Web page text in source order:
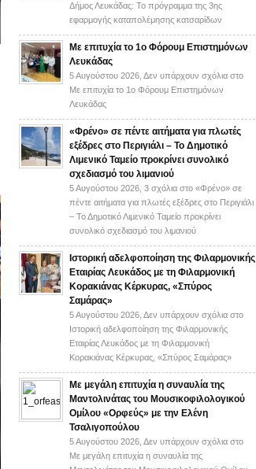
Δήμος Λευκάδας: Το πρόγραμμα της 3ης
εφαρμογής καταπολέμησης κατσαρίδων
Με επιτυχία το 1ο Φόρουμ Επιστημόνων
Λευκάδας
5 Αυγούστου 2026, Δεν υπάρχουν σχόλια στο
Με επιτυχία το 1ο Φόρουμ Επιστημόνων
Λευκάδας
«Φρένο» σε πέντε αιτήματα για πλωτές
εξέδρες στο Περιγιάλι – Το Δημοτικό
Λιμενικό Ταμείο προκρίνει συνολικό
σχεδιασμό του λιμανιού
5 Αυγούστου 2026, 3 σχόλια στο «Φρένο» σε
πέντε αιτήματα για πλωτές εξέδρες στο Περιγιάλι
– Το Δημοτικό Λιμενικό Ταμείο προκρίνει
συνολικό σχεδιασμό του λιμανιού
Ιστορική αδελφοποίηση της Φιλαρμονικής
Εταιρίας Λευκάδος με τη Φιλαρμονική
Κορακιάνας Κέρκυρας, «Σπύρος
Σαμάρας»
5 Αυγούστου 2026, Δεν υπάρχουν σχόλια στο
Ιστορική αδελφοποίηση της Φιλαρμονικής
Εταιρίας Λευκάδος με τη Φιλαρμονική
Κορακιάνας Κέρκυρας, «Σπύρος Σαμάρας»
Με μεγάλη επιτυχία η συναυλία της
Μαντολινάτας του Μουσικοφιλολογικού
Ομίλου «Ορφεύς» με την Ελένη
Τσαλιγοπούλου
5 Αυγούστου 2026, Δεν υπάρχουν σχόλια στο
Με μεγάλη επιτυχία η συναυλία της